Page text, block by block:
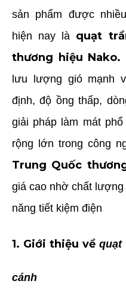
sản phẩm được
hiện nay là quạt
thương hiệu Nako.
lưu lượng gió mạnh
định, độ ồng thấp,
giải pháp làm mát
rộng lớn trong công
Trung Quốc
giá cao nhờ chất
năng tiết kiệm điện
1. Giới thiệu về quạt
cánh